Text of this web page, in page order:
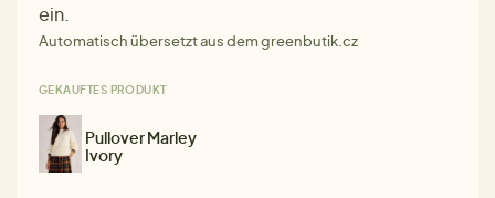
ein.
Automatisch übersetzt aus dem greenbutik.cz
GEKAUFTES PRODUKT
Pullover Marley
Ivory